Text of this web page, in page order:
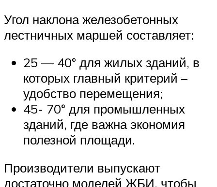
Угол наклона железобетонных
лестничных маршей составляет:
25 — 40° для жилых зданий, в
которых главный критерий –
удобство перемещения;
45- 70° для промышленных
зданий, где важна экономия
полезной площади.
Производители выпускают
достаточно моделей ЖБИ, чтобы